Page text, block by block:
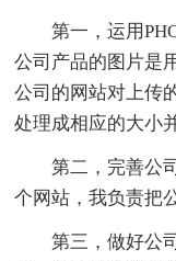
第一，运用
公司产品的图片是
公司的网站对上传
处理成相应的大小
第二，完善公
个网站，我负责把
第三，做好公